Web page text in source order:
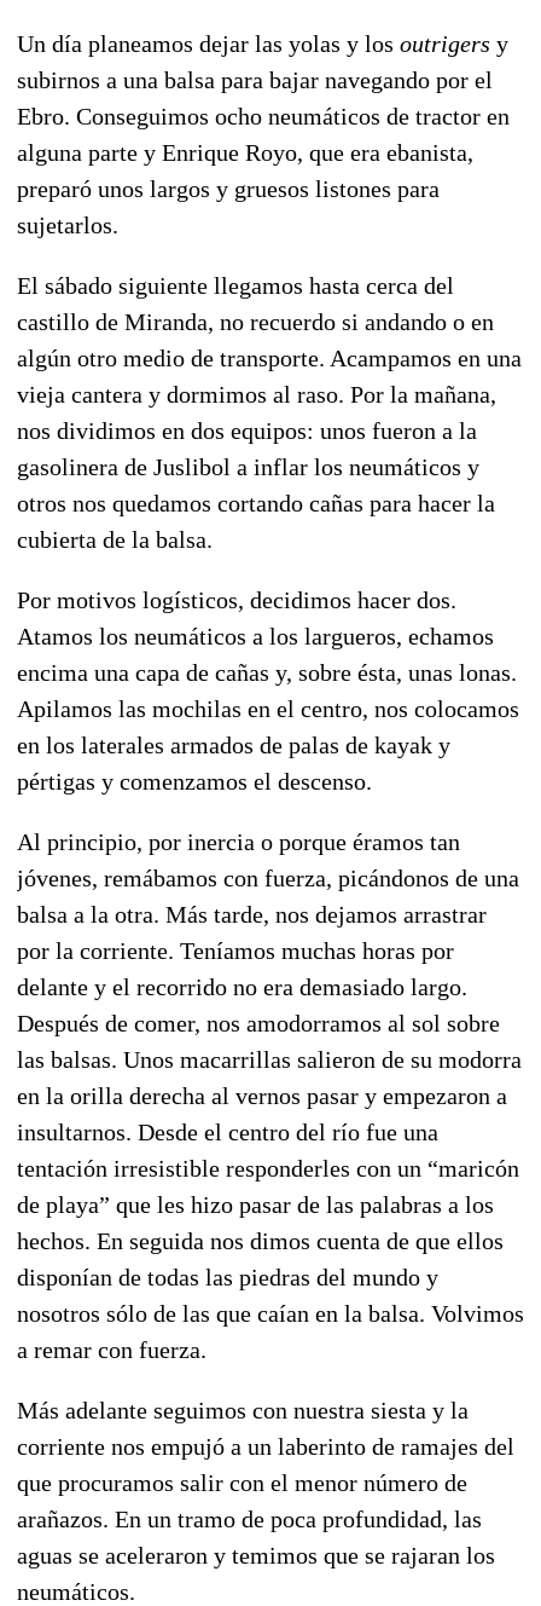
Un día planeamos dejar las yolas y los outrigers y
subirnos a una balsa para bajar navegando por el
Ebro. Conseguimos ocho neumáticos de tractor en
alguna parte y Enrique Royo, que era ebanista,
preparó unos largos y gruesos listones para
sujetarlos.
El sábado siguiente llegamos hasta cerca del
castillo de Miranda, no recuerdo si andando o en
algún otro medio de transporte. Acampamos en una
vieja cantera y dormimos al raso. Por la mañana,
nos dividimos en dos equipos: unos fueron a la
gasolinera de Juslibol a inflar los neumáticos y
otros nos quedamos cortando cañas para hacer la
cubierta de la balsa.
Por motivos logísticos, decidimos hacer dos.
Atamos los neumáticos a los largueros, echamos
encima una capa de cañas y, sobre ésta, unas lonas.
Apilamos las mochilas en el centro, nos colocamos
en los laterales armados de palas de kayak y
pértigas y comenzamos el descenso.
Al principio, por inercia o porque éramos tan
jóvenes, remábamos con fuerza, picándonos de una
balsa a la otra. Más tarde, nos dejamos arrastrar
por la corriente. Teníamos muchas horas por
delante y el recorrido no era demasiado largo.
Después de comer, nos amodorramos al sol sobre
las balsas. Unos macarrillas salieron de su modorra
en la orilla derecha al vernos pasar y empezaron a
insultarnos. Desde el centro del río fue una
tentación irresistible responderles con un “maricón
de playa” que les hizo pasar de las palabras a los
hechos. En seguida nos dimos cuenta de que ellos
disponían de todas las piedras del mundo y
nosotros sólo de las que caían en la balsa. Volvimos
a remar con fuerza.
Más adelante seguimos con nuestra siesta y la
corriente nos empujó a un laberinto de ramajes del
que procuramos salir con el menor número de
arañazos. En un tramo de poca profundidad, las
aguas se aceleraron y temimos que se rajaran los
neumáticos.